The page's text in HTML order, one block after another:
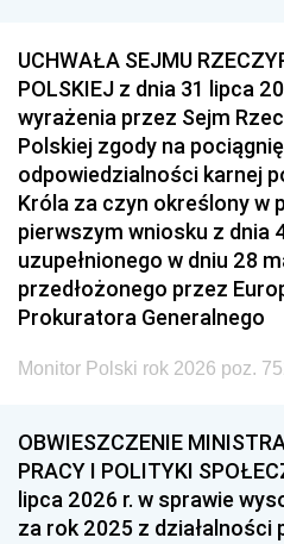
UCHWAŁA SEJMU
POLSKIEJ z dnia 31 lipca
wyrażenia przez Sejm
Polskiej zgody na
odpowiedzialności karnej
Króla za czyn określony w
pierwszym wniosku z dnia
uzupełnionego w dniu 28
przedłożonego przez
Prokuratora Generalnego
Monitor Polski rok 2026 poz.
OBWIESZCZENIE
PRACY I POLITYKI
lipca 2026 r. w sprawie
za rok 2025 z działalności